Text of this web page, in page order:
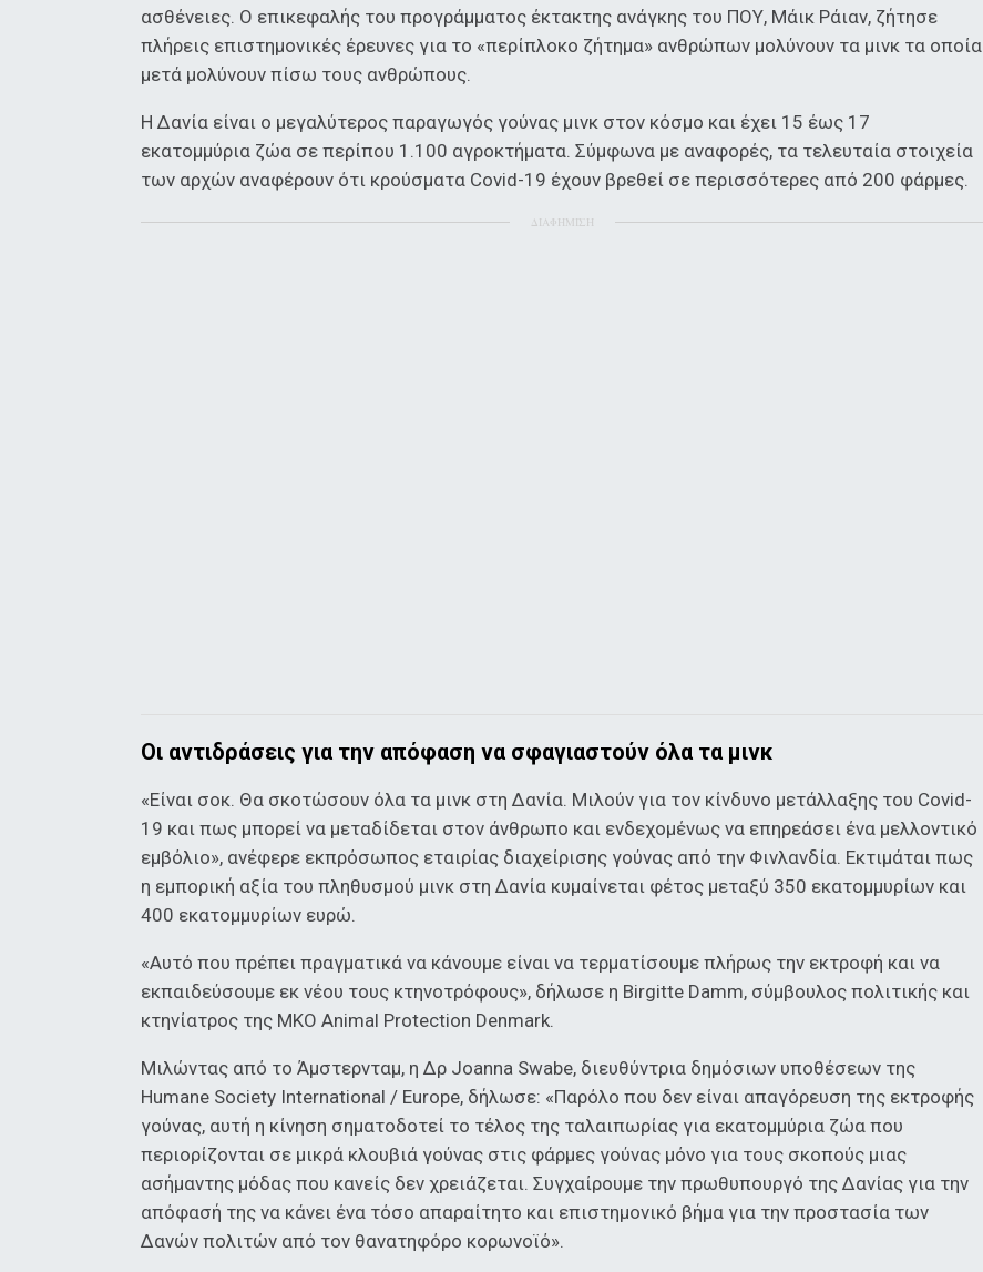
ασθένειες. Ο επικεφαλής του προγράμματος έκτακτης ανάγκης του ΠΟΥ, Μάικ Ράιαν, ζήτησε
πλήρεις επιστημονικές έρευνες για το «περίπλοκο ζήτημα» ανθρώπων μολύνουν τα μινκ τα οποία
μετά μολύνουν πίσω τους ανθρώπους.
Η Δανία είναι ο μεγαλύτερος παραγωγός γούνας μινκ στον κόσμο και έχει 15 έως 17
εκατομμύρια ζώα σε περίπου 1.100 αγροκτήματα. Σύμφωνα με αναφορές, τα τελευταία στοιχεία
των αρχών αναφέρουν ότι κρούσματα Covid-19 έχουν βρεθεί σε περισσότερες από 200 φάρμες.
ΔΙΑΦΗΜΙΣΗ
Οι αντιδράσεις για την απόφαση να σφαγιαστούν όλα τα μινκ
«Είναι σοκ. Θα σκοτώσουν όλα τα μινκ στη Δανία. Μιλούν για τον κίνδυνο μετάλλαξης του Covid-
19 και πως μπορεί να μεταδίδεται στον άνθρωπο και ενδεχομένως να επηρεάσει ένα μελλοντικό
εμβόλιο», ανέφερε εκπρόσωπος εταιρίας διαχείρισης γούνας από την Φινλανδία. Εκτιμάται πως
η εμπορική αξία του πληθυσμού μινκ στη Δανία κυμαίνεται φέτος μεταξύ 350 εκατομμυρίων και
400 εκατομμυρίων ευρώ.
«Αυτό που πρέπει πραγματικά να κάνουμε είναι να τερματίσουμε πλήρως την εκτροφή και να
εκπαιδεύσουμε εκ νέου τους κτηνοτρόφους», δήλωσε η Birgitte Damm, σύμβουλος πολιτικής και
κτηνίατρος της ΜΚΟ Animal Protection Denmark.
Μιλώντας από το Άμστερνταμ, η Δρ Joanna Swabe, διευθύντρια δημόσιων υποθέσεων της
Humane Society International / Europe, δήλωσε: «Παρόλο που δεν είναι απαγόρευση της εκτροφής
γούνας, αυτή η κίνηση σηματοδοτεί το τέλος της ταλαιπωρίας για εκατομμύρια ζώα που
περιορίζονται σε μικρά κλουβιά γούνας στις φάρμες γούνας μόνο για τους σκοπούς μιας
ασήμαντης μόδας που κανείς δεν χρειάζεται. Συγχαίρουμε την πρωθυπουργό της Δανίας για την
απόφασή της να κάνει ένα τόσο απαραίτητο και επιστημονικό βήμα για την προστασία των
Δανών πολιτών από τον θανατηφόρο κορωνοϊό».